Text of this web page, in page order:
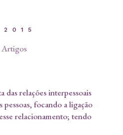
Artigos
das relações interpessoais
pessoas, focando a ligação
relacionamento; tendo